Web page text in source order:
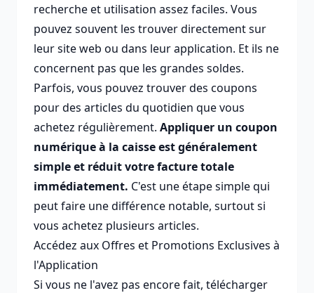
recherche et utilisation assez faciles. Vous
pouvez souvent les trouver directement sur
leur site web ou dans leur application. Et ils ne
concernent pas que les grandes soldes.
Parfois, vous pouvez trouver des coupons
pour des articles du quotidien que vous
achetez régulièrement. Appliquer un coupon
numérique à la caisse est généralement
simple et réduit votre facture totale
immédiatement. C'est une étape simple qui
peut faire une différence notable, surtout si
vous achetez plusieurs articles.
Accédez aux Offres et Promotions Exclusives à
l'Application
Si vous ne l'avez pas encore fait, télécharger